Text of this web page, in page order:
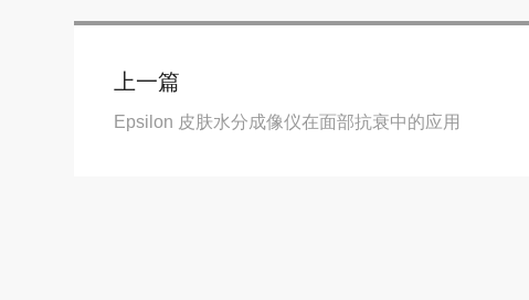
上一篇
Epsilon 皮肤水分成像仪在面部抗衰中的应用